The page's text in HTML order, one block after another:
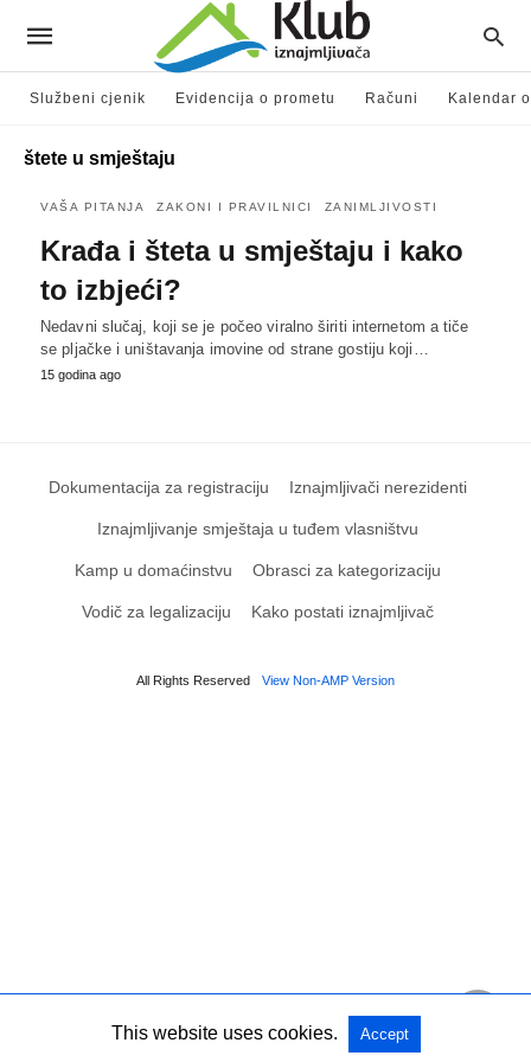
Službeni cjenik Evidencija o prometu Računi Kalendar
štete u smještaju
VAŠA PITANJA ZAKONI I PRAVILNICI ZANIMLJIVOSTI
Krađa i šteta u smještaju i kako
to izbjeći?
Nedavni slučaj, koji se je počeo viralno širiti internetom a tiče
se pljačke i uništavanja imovine od strane gostiju koji…
15 godina ago
Dokumentacija za registraciju Iznajmljivači nerezidenti
Iznajmljivanje smještaja u tuđem vlasništvu
Kamp u domaćinstvu Obrasci za kategorizaciju
Vodič za legalizaciju Kako postati iznajmljivač
All Rights Reserved View Non-AMP Version
This website uses cookies. Accept